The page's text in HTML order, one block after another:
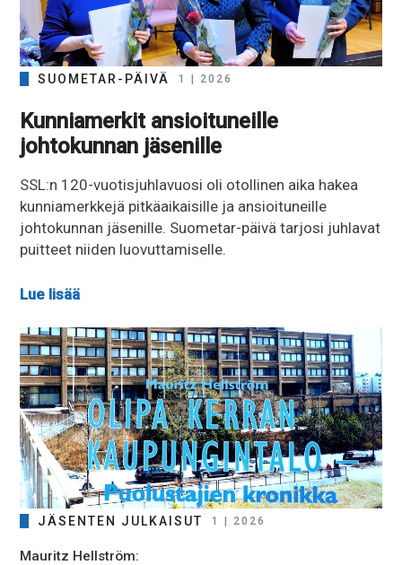
SUOMETAR-PÄIVÄ 1 | 2026
Kunniamerkit ansioituneille
johtokunnan jäsenille
SSL:n 120-vuotisjuhlavuosi oli otollinen aika hakea
kunniamerkkejä pitkäaikaisille ja ansioituneille
johtokunnan jäsenille. Suometar-päivä tarjosi juhlavat
puitteet niiden luovuttamiselle.
Lue lisää
JÄSENTEN JULKAISUT 1 | 2026
Mauritz Hellström: